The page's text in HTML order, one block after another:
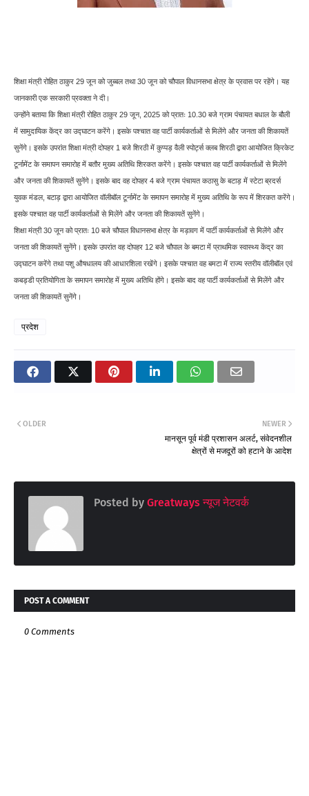
शिक्षा मंत्री रोहित ठाकुर 29 जून को जुब्बल तथा 30 जून को चौपाल विधानसभा क्षेत्र के प्रवास पर रहेंगे। यह
जानकारी एक सरकारी प्रवक्ता ने दी।
उन्होंने बताया कि शिक्षा मंत्री रोहित ठाकुर 29 जून, 2025 को प्रातः 10.30 बजे ग्राम पंचायत बधाल के बौली
में सामुदायिक केंद्र का उद्घाटन करेंगे। इसके पश्चात वह पार्टी कार्यकर्ताओं से मिलेंगे और जनता की शिकायतें
सुनेंगे। इसके उपरांत शिक्षा मंत्री दोपहर 1 बजे शिरठी में कुप्पड़ वैली स्पोर्ट्स क्लब शिरठी द्वारा आयोजित क्रिकेट
टूर्नामेंट के समापन समारोह में बतौर मुख्य अतिथि शिरकत करेंगे। इसके पश्चात वह पार्टी कार्यकर्ताओं से मिलेंगे
और जनता की शिकायतें सुनेंगे। इसके बाद वह दोपहर 4 बजे ग्राम पंचायत कठासु के बटाड़ में स्टेटा ब्रदर्स
युवक मंडल, बटाड़ द्वारा आयोजित वॉलीबॉल टूर्नामेंट के समापन समारोह में मुख्य अतिथि के रूप में शिरकत करेंगे।
इसके पश्चात वह पार्टी कार्यकर्ताओं से मिलेंगे और जनता की शिकायतें सुनेंगे।
शिक्षा मंत्री 30 जून को प्रातः 10 बजे चौपाल विधानसभा क्षेत्र के मड़ावग में पार्टी कार्यकर्ताओं से मिलेंगे और
जनता की शिकायतें सुनेंगे। इसके उपरांत वह दोपहर 12 बजे चौपाल के बमटा में प्राथमिक स्वास्थ्य केंद्र का
उद्घाटन करेंगे तथा पशु औषधालय की आधारशिला रखेंगे। इसके पश्चात वह बमटा में राज्य स्तरीय वॉलीबॉल एवं
कबड्डी प्रतियोगिता के समापन समारोह में मुख्य अतिथि होंगे। इसके बाद वह पार्टी कार्यकर्ताओं से मिलेंगे और
जनता की शिकायतें सुनेंगे।
प्रदेश
NEWER
मानसून पूर्व मंडी प्रशासन अलर्ट, संवेदनशील
क्षेत्रों से मजदूरों को हटाने के आदेश
OLDER
Posted by Greatways न्यूज नेटवर्क
POST A COMMENT
0 Comments